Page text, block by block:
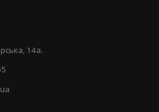
14а.